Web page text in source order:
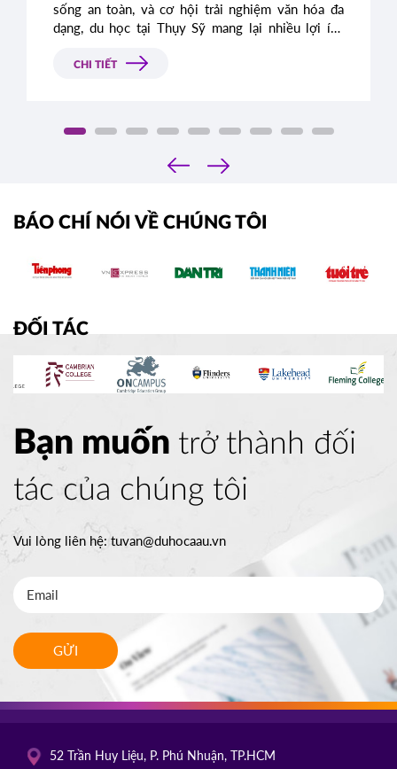
sống an toàn, và cơ hội trải nghiệm văn hóa đa
dạng, du học tại Thụy Sỹ mang lại nhiều lợi ích
mà bạn cần biết trước khi lên đường du học Thụy
CHI TIẾT
‹
›
BÁO CHÍ NÓI VỀ CHÚNG TÔI
ĐỐI TÁC
Bạn muốn trở thành đối
tác của chúng tôi
Vui lòng liên hệ:tuvan@duhocaau.vn
GỬI
52 Trần Huy Liệu, P. Phú Nhuận, TP.HCM